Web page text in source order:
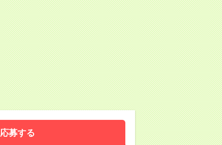
応募する